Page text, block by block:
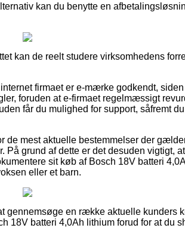
kan du benytte en
kan de reelt studere virksomhedens
firmaet er e-mærke godkendt, siden
foruden at e-firmaet regelmæssigt
får du mulighed for support, såfremt
mest aktuelle bestemmelser der
grund af dette er det desuden vigtigt,
sit køb af Bosch 18V batteri
eller et barn.
gennemsøge en række aktuelle kunders
18V batteri 4,0Ah lithium forud for at du